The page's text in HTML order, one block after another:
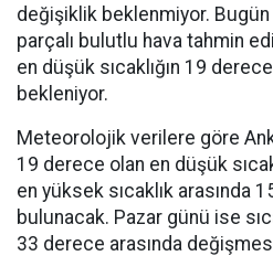
değişiklik beklenmiyor. Bugün
parçalı bulutlu hava tahmin
en düşük sıcaklığın 19
bekleniyor.
Meteorolojik verilere göre
19 derece olan en düşük
en yüksek sıcaklık arasında
bulunacak. Pazar günü ise
33 derece arasında